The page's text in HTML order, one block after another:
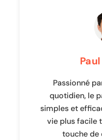
Passionné
quotidien, le
simples et
vie plus facile
touche de